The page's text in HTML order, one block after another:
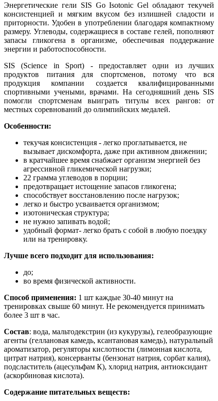
Энергетические гели SIS Go Isotonic Gel обладают текучей
консистенцией и мягким вкусом без излишней сладости и
приторности. Удобен в употреблении благодаря компактному
размеру. Углеводы, содержащиеся в составе гелей, пополняют
запасы гликогена в организме, обеспечивая поддержание
энергии и работоспособности.
SIS (Science in Sport) - предоставляет одни из лучших
продуктов питания для спортсменов, потому что вся
продукция компании создается квалифицированными
спортивными учеными, врачами. На сегодняшний день SIS
помогли спортсменам выиграть титулы всех рангов: от
местных соревнований до олимпийских медалей.
Особенности:
текучая консистенция - легко проглатывается, не
вызывает дискомфорта, даже при активном движении;
в кратчайшее время снабжает организм энергией без
агрессивной гликемической нагрузки;
22 грамма углеводов в порции;
предотвращает истощение запасов гликогена;
способствует восстановлению после нагрузок;
легко и быстро усваивается организмом;
изотоническая структура;
не нужно запивать водой;
удобный формат- легко брать с собой в любую поездку
или на тренировку.
Лучше всего подходит для использования:
до;
во время физической активности.
Способ применения: 1 шт каждые 30-40 минут на
тренировках свыше 60 минут. Не рекомендуется принимать
более 3 шт в час.
Состав: вода, мальтодекстрин (из кукурузы), гелеобразующие
агенты (геллановая камедь, ксантановая камедь), натуральный
ароматизатор, регуляторы кислотности (лимонная кислота,
цитрат натрия), консерванты (бензонат натрия, сорбат калия),
подсластитель (ацесульфам К), хлорид натрия, антиоксидант
(аскорбиновая кислота).
Содержание питательных веществ: